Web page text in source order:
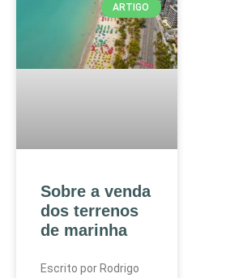
ARTIGO
Sobre a venda
dos terrenos
de marinha
Escrito por Rodrigo